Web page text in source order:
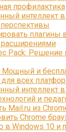
профилактика
интеллект
плагины
расширениями
Pack: Решение
Мощный и
для всех
интеллект
и
Mail.ru из
Chrome
в Windows 10 и